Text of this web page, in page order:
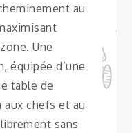
au
Une
équipée d’une
table de
chefs et au
sans